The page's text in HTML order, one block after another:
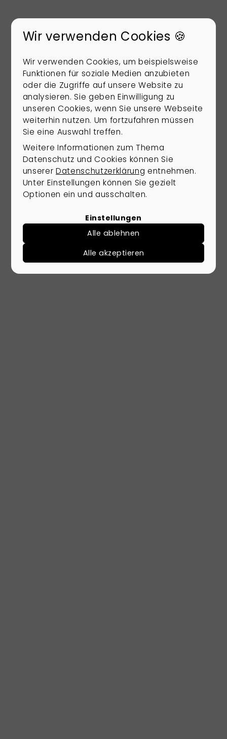
Wir verwenden Cookies 🍪
Wir verwenden Cookies, um beispielsweise
Funktionen für soziale Medien anzubieten
oder die Zugriffe auf unsere Website zu
analysieren. Sie geben Einwilligung zu
unseren Cookies, wenn Sie unsere Webseite
weiterhin nutzen. Um fortzufahren müssen
Sie eine Auswahl treffen.
Weitere Informationen zum Thema
Datenschutz und Cookies können Sie
unsererDatenschutzerklärung entnehmen.
Unter Einstellungen können Sie gezielt
Optionen ein und ausschalten.
Einstellungen
Alle ablehnen
Alle akzeptieren